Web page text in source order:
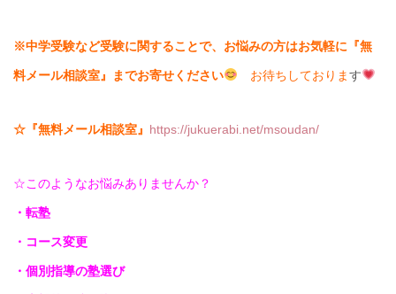
※中学受験など受験に関することで、お悩みの方はお気軽に『無
料メール相談室』までお寄せください お待ちしております
☆『無料メール相談室』 https://jukuerabi.net/msoudan/
☆このようなお悩みありませんか？
・転塾
・コース変更
・個別指導の塾選び